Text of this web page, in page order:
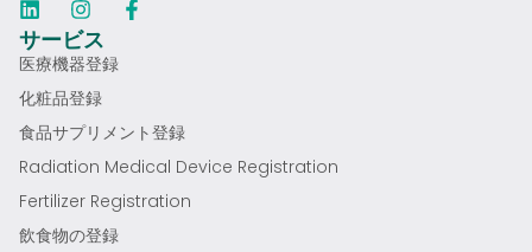
サービス
医療機器登録
化粧品登録
食品サプリメント登録
Radiation Medical Device Registration
Fertilizer Registration
飲食物の登録